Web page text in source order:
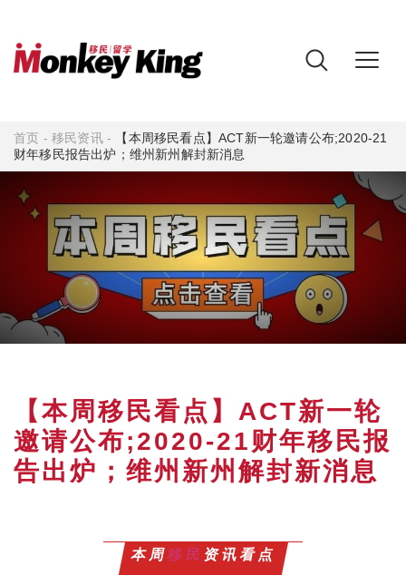
首页 -移民资讯-
【本周移民看点】ACT新一轮邀请公布;2020-21
财年移民报告出炉；维州新州解封新消息
【本周移民看点】ACT新一轮
邀请公布;2020-21财年移民报
告出炉；维州新州解封新消息
本周移民资讯看点